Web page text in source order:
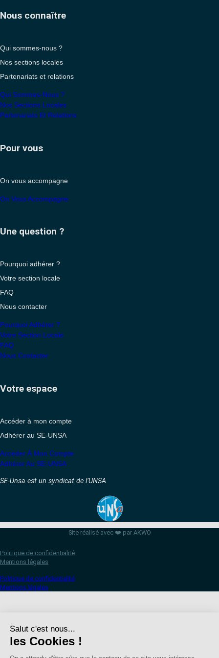
Nous connaître
Qui sommes-nous ?
Nos sections locales
Partenariats et relations
Qui Sommes-Nous ?
Nos Sections Locales
Partenariats Et Relations
Pour vous
On vous accompagne
On Vous Accompagne
Une question ?
Pourquoi adhérer ?
Votre section locale
FAQ
Nous contacter
Pourquoi Adhérer ?
Votre Section Locale
FAQ
Nous Contacter
Votre espace
Accéder à mon compte
Adhérer au SE-UNSA
Accéder À Mon Compte
Adhérer Au SE-UNSA
SE-Unsa est un syndicat de l’UNSA
Site réalisé avec ❤️ par AKWO
Politique de confidentialité
Mentions légales
Politique de confidentialité
Mentions légales